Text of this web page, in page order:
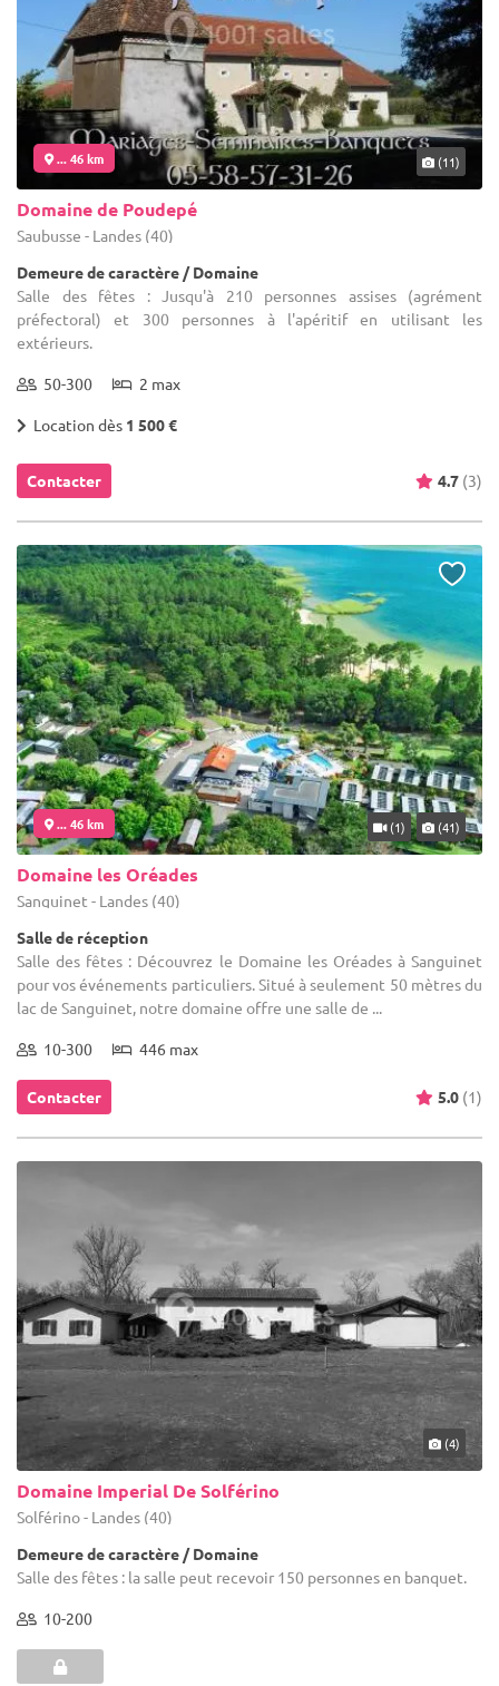
... 46 km (11)
Domaine de Poudepé
Saubusse - Landes (40)
Demeure de caractère / Domaine
Salle des fêtes : Jusqu'à 210 personnes assises (agrément
préfectoral) et 300 personnes à l'apéritif en utilisant les
extérieurs.
50-300 2 max
Location dès 1 500 €
Contacter 4.7 (3)
... 46 km (1) (41)
Domaine les Oréades
Sanguinet - Landes (40)
Salle de réception
Salle des fêtes : Découvrez le Domaine les Oréades à Sanguinet
pour vos événements particuliers. Situé à seulement 50 mètres du
lac de Sanguinet, notre domaine offre une salle de ...
10-300 446 max
Contacter 5.0 (1)
(4)
Domaine Imperial De Solférino
Solférino - Landes (40)
Demeure de caractère / Domaine
Salle des fêtes : la salle peut recevoir 150 personnes en banquet.
10-200